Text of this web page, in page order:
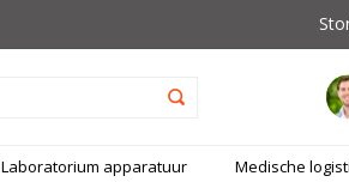
Laboratorium apparatuur Medische